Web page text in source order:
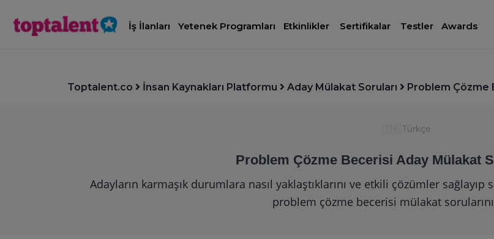
İş İlanları Yetenek Programları Etkinlikler Sertifikalar Testler Awards
Toptalent.co İnsan Kaynakları Platformu Aday Mülakat Soruları Problem Çözme
Türkçe
Problem Çözme Becerisi Aday Mülakat
Adayların karmaşık durumlara nasıl yaklaştıklarını ve etkili çözümler
problem çözme becerisi mülakat